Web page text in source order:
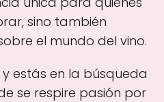
sino también
el mundo del vino.
estás en la búsqueda
se respire pasión por